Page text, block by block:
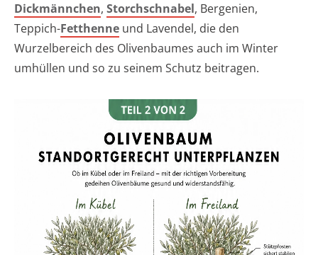
Dickmännchen, Storchschnabel, Bergenien,
Teppich-Fetthenne und Lavendel, die den
Wurzelbereich des Olivenbaumes auch im Winter
umhüllen und so zu seinem Schutz beitragen.